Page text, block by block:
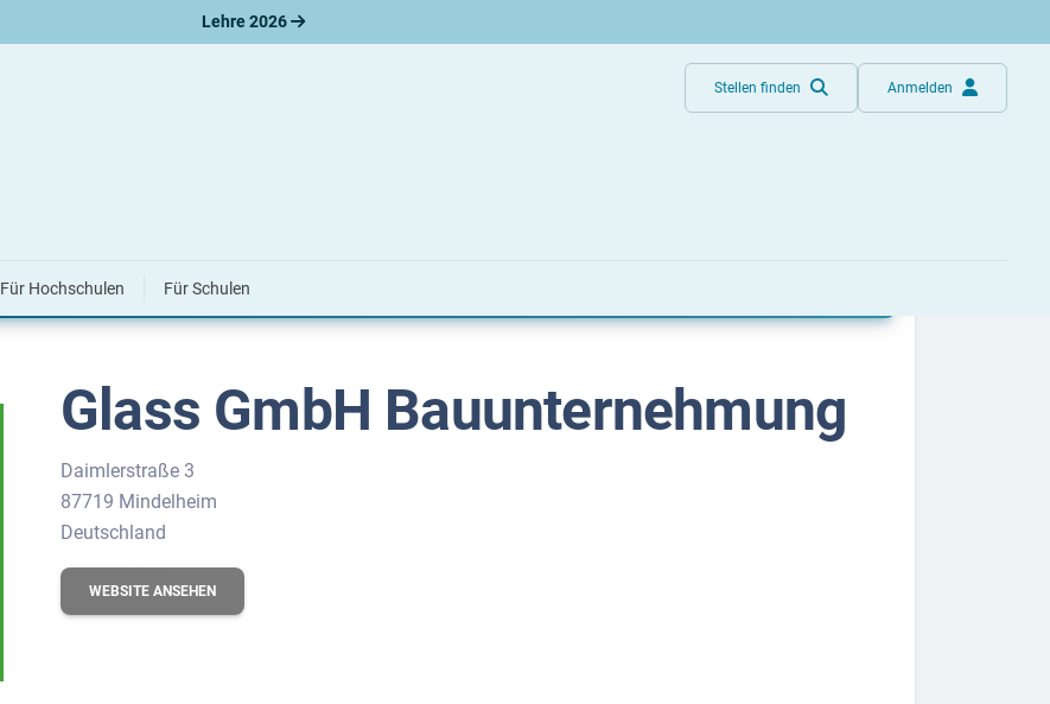
Lehre 2026
Stellen finden Anmelden
Für Hochschulen Für Schulen
Glass GmbH Bauunternehmung
Daimlerstraße 3
87719 Mindelheim
Deutschland
WEBSITE ANSEHEN